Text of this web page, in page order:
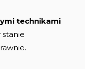
technikami
stanie